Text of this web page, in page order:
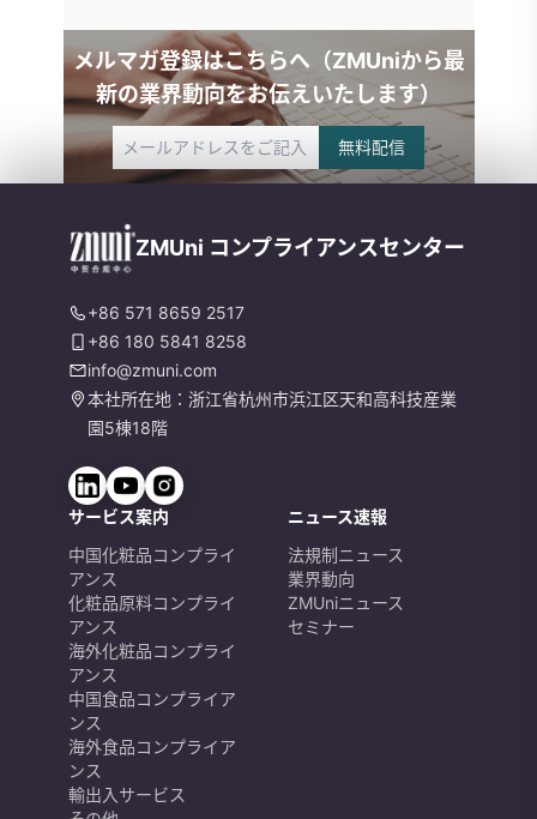
メルマガ登録はこちらへ（ZMUniから最
新の業界動向をお伝えいたします）
無料配信
ZMUni コンプライアンスセンター
+86 571 8659 2517
+86 180 5841 8258
info@zmuni.com
本社所在地：浙江省杭州市浜江区天和高科技産業
園5棟18階
サービス案内
中国化粧品コンプライ
アンス
化粧品原料コンプライ
アンス
海外化粧品コンプライ
アンス
中国食品コンプライア
ンス
海外食品コンプライア
ンス
輸出入サービス
ニュース速報
法規制ニュース
業界動向
ZMUniニュース
セミナー